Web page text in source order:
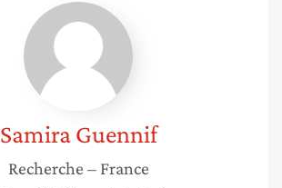
Samira
Guennif
Samira Guennif
Recherche – France